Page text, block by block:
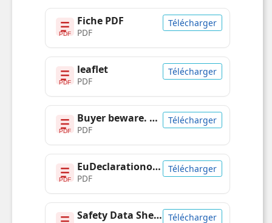
Caractéristiques
Type
Original
Couleurs
d'impression
Jaune
Compatibilité de
marque
Xerox
Compatibilité
Phaser 6510
WorkCentre 6515